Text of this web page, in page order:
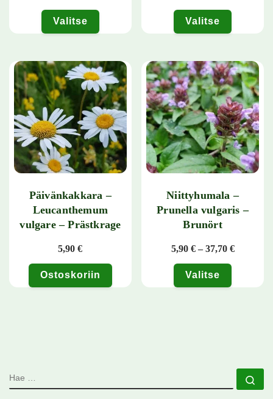
Valitse Valitse
Päivänkakkara –
Leucanthemum
vulgare – Prästkrage
5,90€
Ostoskoriin
Niittyhumala –
Prunella vulgaris –
Brunört
5,90 € – 37,70 €
Valitse
HAE